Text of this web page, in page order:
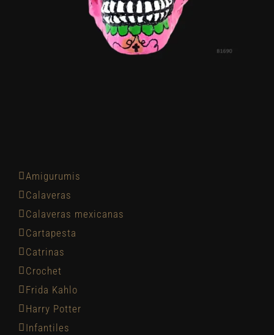
Amigurumis
Calaveras
Calaveras mexicanas
Cartapesta
Catrinas
Crochet
Frida Kahlo
Harry Potter
Infantiles